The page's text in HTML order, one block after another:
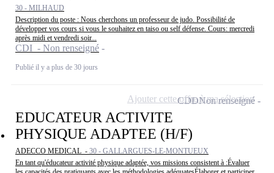
30 - MILHAUD
Description du poste : Nous cherchons un professeur de judo. Possibilité de
développer vos cours si vous le souhaitez en taiso ou self défense. Cours: mercredi
après midi et vendredi soir...
CDI - Non renseigné
Publié il y a plus de 30 jours
EDUCATEUR ACTIVITE
PHYSIQUE ADAPTEE (H/F)
ADECCO MEDICAL - 30 - GALLARGUES-LE-MONTUEUX
En tant qu'éducateur activité physique adaptée, vos missions consistent à :Évaluer
CDDNon renseigné
Ajouter cette offre à ma sélection